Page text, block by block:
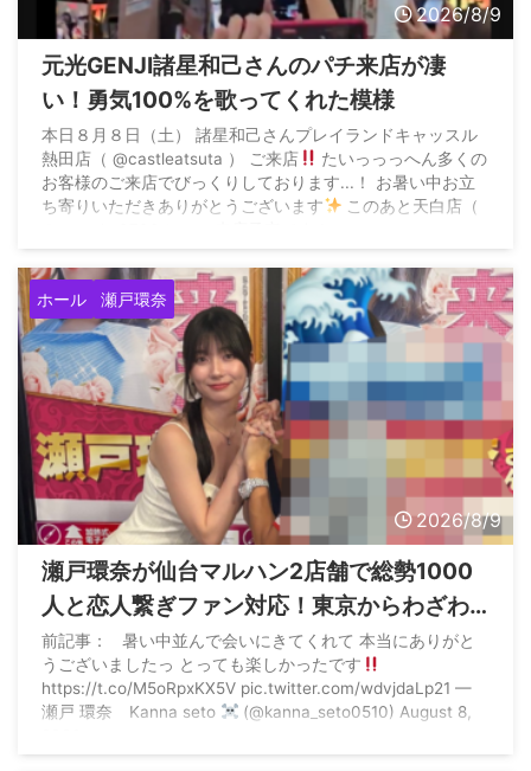
2026/8/9
元光GENJI諸星和己さんのパチ来店が凄
い！勇気100%を歌ってくれた模様
本日８月８日（土） 諸星和己さんプレイランドキャッスル
熱田店（ @castleatsuta ） ご来店
たいっっっへん多くの
お客様のご来店でびっくりしております...！ お暑い中お立
ち寄りいただきありがとうございます
このあと天白店（
プレイランドキャッスル (@castle_model_) August ...
ホール 瀬戸環奈
2026/8/9
瀬戸環奈が仙台マルハン2店舗で総勢1000
人と恋人繋ぎファン対応！東京からわざわ
ざ参戦する猛者もいた模様
前記事： 暑い中並んで会いにきてくれて 本当にありがと
うございましたっ とっても楽しかったです
https://t.co/M5oRpxKX5V pic.twitter.com/wdvjdaLp21 —
瀬戸 環奈 Kanna seto
(@kanna_seto0510) August 8,